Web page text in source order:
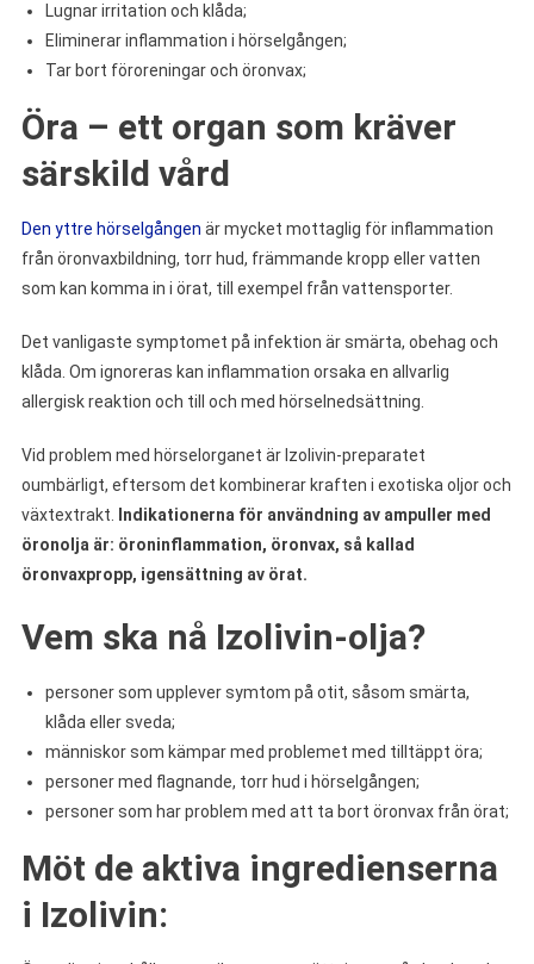
Lugnar irritation och klåda;
Eliminerar inflammation i hörselgången;
Tar bort föroreningar och öronvax;
Öra – ett organ som kräver
särskild vård
Den yttre hörselgången är mycket mottaglig för inflammation
från öronvaxbildning, torr hud, främmande kropp eller vatten
som kan komma in i örat, till exempel från vattensporter.
Det vanligaste symptomet på infektion är smärta, obehag och
klåda. Om ignoreras kan inflammation orsaka en allvarlig
allergisk reaktion och till och med hörselnedsättning.
Vid problem med hörselorganet är Izolivin-preparatet
oumbärligt, eftersom det kombinerar kraften i exotiska oljor och
växtextrakt. Indikationerna för användning av ampuller med
öronolja är: öroninflammation, öronvax, så kallad
öronvaxpropp, igensättning av örat.
Vem ska nå Izolivin-olja?
personer som upplever symtom på otit, såsom smärta,
klåda eller sveda;
människor som kämpar med problemet med tilltäppt öra;
personer med flagnande, torr hud i hörselgången;
personer som har problem med att ta bort öronvax från örat;
Möt de aktiva ingredienserna
i Izolivin: